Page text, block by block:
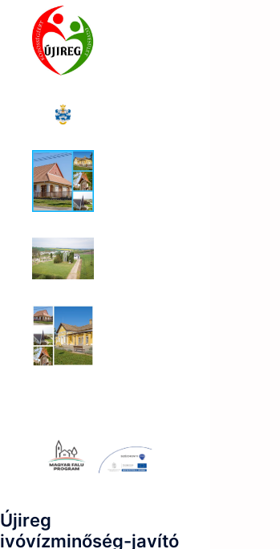
Újireg
ivóvízminőség-javító